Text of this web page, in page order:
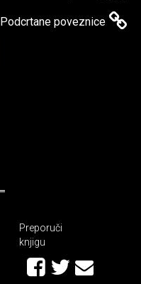
Podcrtane poveznice
Preporuči
knjigu